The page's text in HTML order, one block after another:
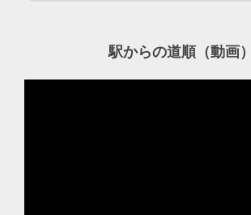
駅からの道順（動画）